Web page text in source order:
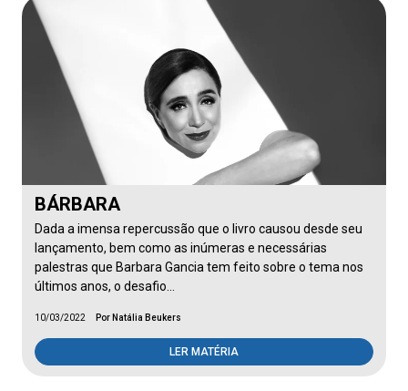
BÁRBARA
Dada a imensa repercussão que o livro causou desde seu
lançamento, bem como as inúmeras e necessárias
palestras que Barbara Gancia tem feito sobre o tema nos
últimos anos, o desafio…
10/03/2022 Por Natália Beukers
LER MATÉRIA